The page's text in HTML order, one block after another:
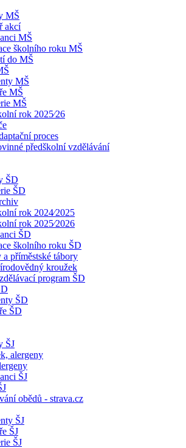
MŠ
akcí
MŠ
školního roku MŠ
do MŠ
MŠ
MŠ
MŠ
rok 2025⁄26
proces
předškolní vzdělávání
ŠD
ŠD
rok 2024⁄2025
rok 2025⁄2026
ŠD
školního roku ŠD
příměstské tábory
kroužek
program ŠD
ŠD
ŠD
ŠJ
alergeny
ŠJ
obědů - strava.cz
ŠJ
ŠJ
ŠJ